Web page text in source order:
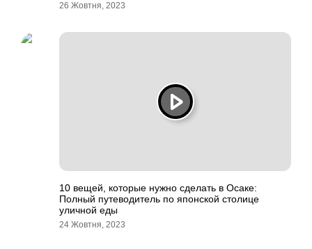
26 Жовтня, 2023
10 вещей, которые нужно сделать в Осаке:
Полный путеводитель по японской столице
уличной еды
24 Жовтня, 2023